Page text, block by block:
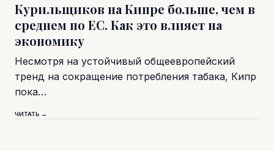
Курильщиков на Кипре больше, чем в
среднем по ЕС. Как это влияет на
экономику
Несмотря на устойчивый общеевропейский
тренд на сокращение потребления табака, Кипр
пока…
ЧИТАТЬ →